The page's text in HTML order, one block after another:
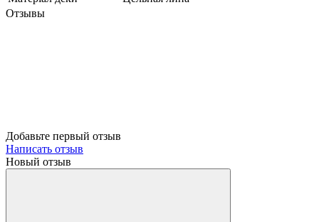
Отзывы
Добавьте первый отзыв
Написать отзыв
Новый отзыв